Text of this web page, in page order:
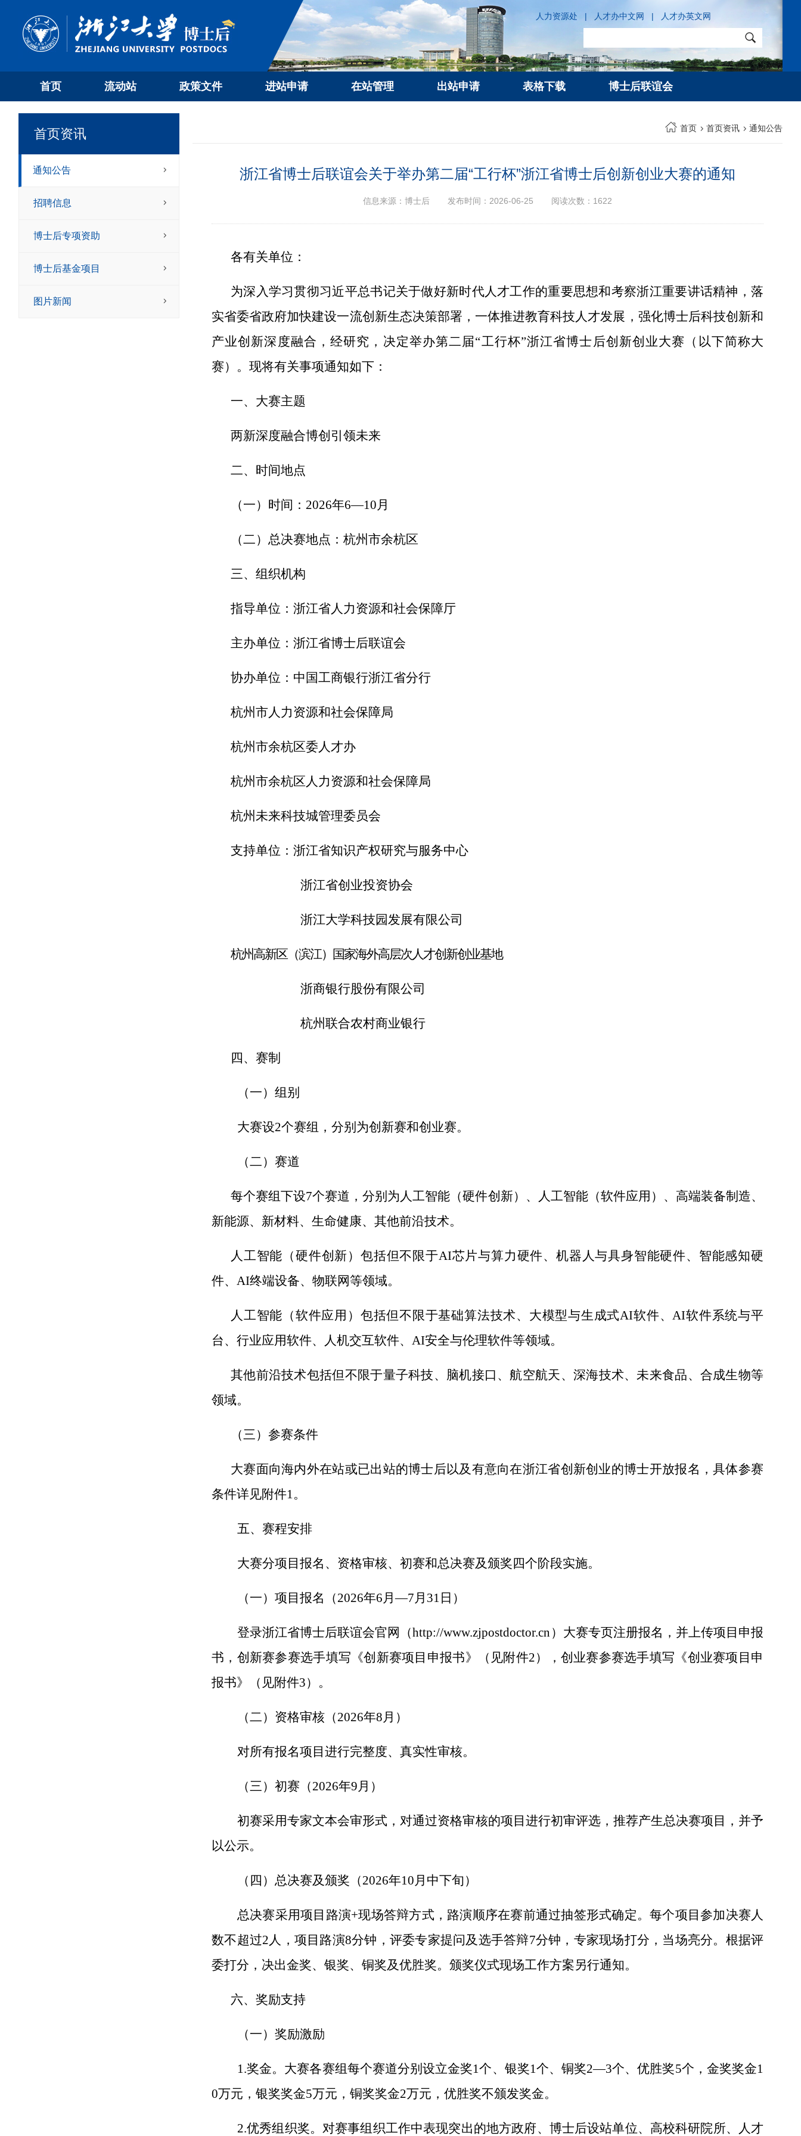
人力资源处 | 人才办中文网 | 人才办英文网
首页 流动站 政策文件 进站申请 在站管理 出站申请 表格下载 博士后联谊会
首页资讯
通知公告
招聘信息
博士后专项资助
博士后基金项目
图片新闻
首页 首页资讯 通知公告
浙江省博士后联谊会关于举办第二届“工行杯”浙江省博士后创新创业大赛的通知
信息来源：博士后 发布时间：2026-06-25 阅读次数： 1622
各有关单位：
为深入学习贯彻习近平总书记关于做好新时代人才工作的重要思想和考察浙江重要讲话精神，落
实省委省政府加快建设一流创新生态决策部署 ，一体推进教育科技人才发展，强化博士后科技创新和
产业创新深度融合，经研究， 决定举办第二届“工行杯”浙江省博士后创新创业大赛（以下简称大
赛）。现将有关事项通知如下：
一、大赛主题
两新深度融合博创引领未来
二、 时间地点
（一）时间： 2026年6—10月
（二） 总决赛地点： 杭州市余杭区
三、组织机构
指导单位：浙江省人力资源和社会保障厅
主办单位：浙江省博士后联谊会
协办单位：中国工商银行浙江省分行
杭州市人力资源和社会保障局
杭州市余杭区委人才办
杭州市余杭区人力资源和社会保障局
杭州未来科技城管理委员会
支持单位： 浙江省知识产权研究与服务中心
浙江省创业投资协会
浙江大学科技园发展有限公司
杭州高新区（滨江）国家海外高层次人才创新创业基地
浙商银行股份有限公司
杭州联合农村商业银行
四、赛制
（一）组别
大赛设2个赛组，分别 为创新赛和创业赛。
（二）赛道
每个赛组下设7个赛道，分别为人工智能（硬件创新）、人工智能（软件应用）、高端装备制造、
新能源、新材料、生命健康、其他前沿技术。
人工智能（硬件创新） 包括但不限于AI芯片与算力硬件、机器人与具身智能硬件、智能感知硬
件、 AI终端设备、物联网等领域。
人工智能（软件应用） 包括但不限于基础算法技术、大模型与生成式AI软件、AI软件系统与平
台、行业应用软件、人机交互软件、 AI安全与伦理软件等领域。
其他前沿技术包括但不限于量子科技、 脑机接口 、航空航天、 深海技术、未来食品、合成生物等
领域。
（三）参赛条件
大赛面向海内外在站或已出站的博士后以及有意向在浙江省创新创业的博士开放报名，具体参赛
条件详见附件1。
五、 赛程安排
大赛分项目报名、资格审核、初赛和总决赛及颁奖四个阶段实施。
（一） 项目报名（2026年6月—7月 31 日）
登录浙江省博士后联谊会官网（http://www.zjpostdoctor.cn ） 大赛专页注册报名 ， 并上传项目 申报
书，创新赛参赛选手填写《创新赛项目申报书》（见附件2），创业赛参赛选手填写《创业赛项目申
报书》（见附件3）。
（二）资格审核 （2026年8月）
对所有报名项目进行完整度、真实性审核。
（三）初赛 （2026年9月）
初赛采用专家文本会审形式 ，对通过资格审核的项目进行初审评选，推荐产生总决赛项目，并予
以公示。
（ 四 ）总决赛及颁奖（2026年10月中下旬）
总决赛采用项目路演+现场答辩方式，路演顺序在赛前通过抽签形式确定。每个项目参加决赛人
数不超过2人 ， 项目路演8分钟， 评委专家提问及选手答辩7分钟，专家现场打分，当场亮分。 根据评
委打分， 决出金奖、银奖、铜奖及优胜奖。颁奖仪式现场工作方案另行通知。
六、奖励支持
（一）奖励激励
1.奖金。 大赛各赛组每个赛道分别设立金奖1个、银奖1个、铜奖2—3个、优胜奖5个， 金奖奖金1
0万元，银奖奖金5万元，铜奖奖金2万元，优胜奖不颁发奖金。
2.优秀组织奖。对赛事组织工作中表现突出的地方政府、博士后设站单位、高校科研院所、 人才